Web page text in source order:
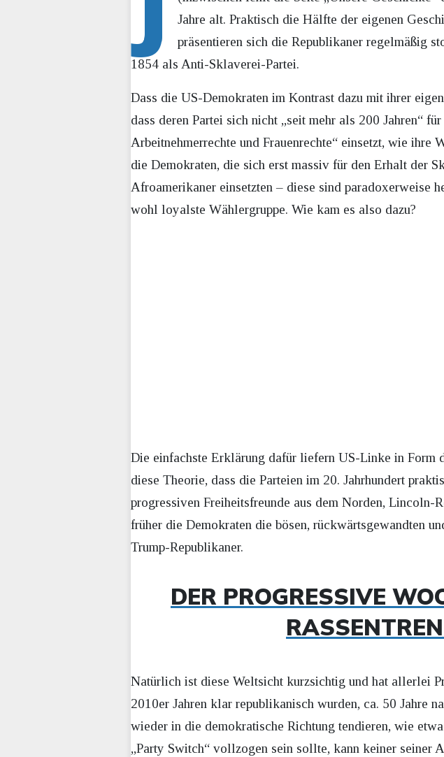
Jahre alt. Praktisch die Hälfte der eigenen
präsentieren sich die Republikaner regelmäßig
1854 als Anti-Sklaverei-Partei.
Dass die US-Demokraten im Kontrast dazu mit ihrer
dass deren Partei sich nicht „seit mehr als 200 Jahren“
Arbeitnehmerrechte und Frauenrechte“ einsetzt, wie ihre
die Demokraten, die sich erst massiv für den Erhalt der
Afroamerikaner einsetzten – diese sind paradoxerweise
wohl loyalste Wählergruppe. Wie kam es also dazu?
Die einfachste Erklärung dafür liefern US-Linke in Form
diese Theorie, dass die Parteien im 20. Jahrhundert
progressiven Freiheitsfreunde aus dem Norden, Lincoln-
früher die Demokraten die bösen, rückwärtsgewandten
Trump-Republikaner.
DER PROGRESSIVE
Natürlich ist diese Weltsicht kurzsichtig und hat allerlei
2010er Jahren klar republikanisch wurden, ca. 50 Jahre
wieder in die demokratische Richtung tendieren, wie
„Party Switch“ vollzogen sein sollte, kann keiner seiner